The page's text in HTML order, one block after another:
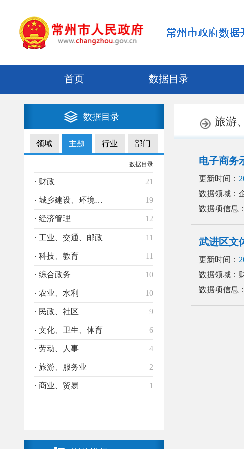
首页 数据目录
数据目录
领域 主题 行业 部门
数据目录
· 财政 21
· 城乡建设、环境保护 19
· 经济管理 12
· 工业、交通、邮政 11
· 科技、教育 11
· 综合政务 10
· 农业、水利 10
· 民政、社区 9
· 文化、卫生、体育 6
· 劳动、人事 4
· 旅游、服务业 2
· 商业、贸易 1
旅游
电子商务
更新时间：
数据领域：
数据项信息
武进区文
更新时间：
数据领域：
数据项信息